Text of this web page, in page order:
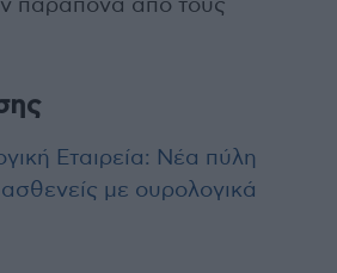
παράπονα από τους
Εταιρεία: Νέα πύλη
με ουρολογικά